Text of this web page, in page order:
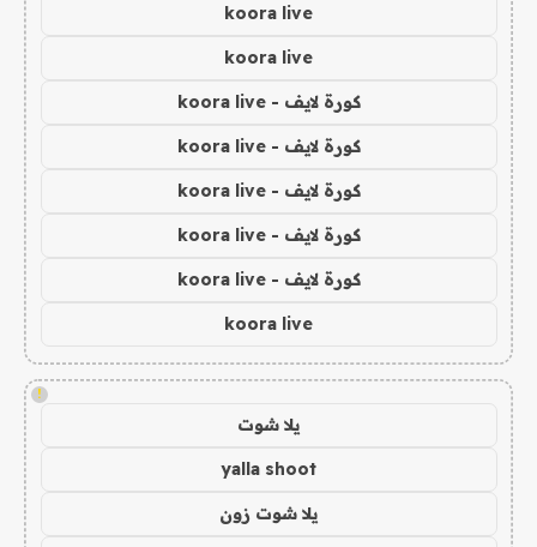
koora live
koora live
كورة لايف - koora live
كورة لايف - koora live
كورة لايف - koora live
كورة لايف - koora live
كورة لايف - koora live
koora live
!
يلا شوت
yalla shoot
يلا شوت زون